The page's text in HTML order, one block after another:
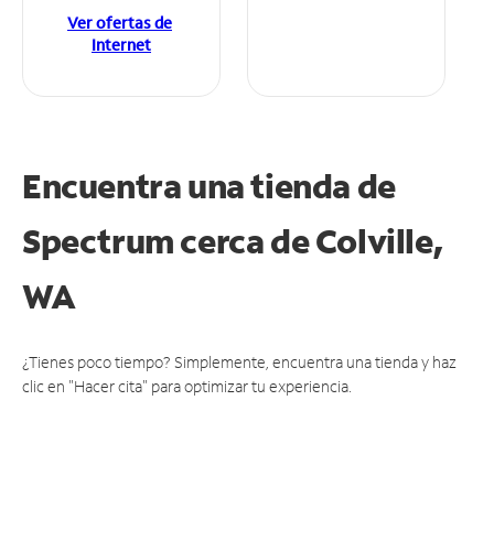
Ver ofertas de
Internet
Encuentra una tienda de
Spectrumcerca de Colville,
WA
¿Tienes poco tiempo? Simplemente, encuentra una tienda y haz
clic en "Hacer cita" para optimizar tu experiencia.